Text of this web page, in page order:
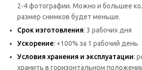
2-4 фотографии. Можно и большее
размер снимков будет меньше.
Срок изготовления: 3 рабочих дня
Ускорение: +100% за 1 рабочий день
Условия хранения и эксплуатации:
хранить в горизонтальном